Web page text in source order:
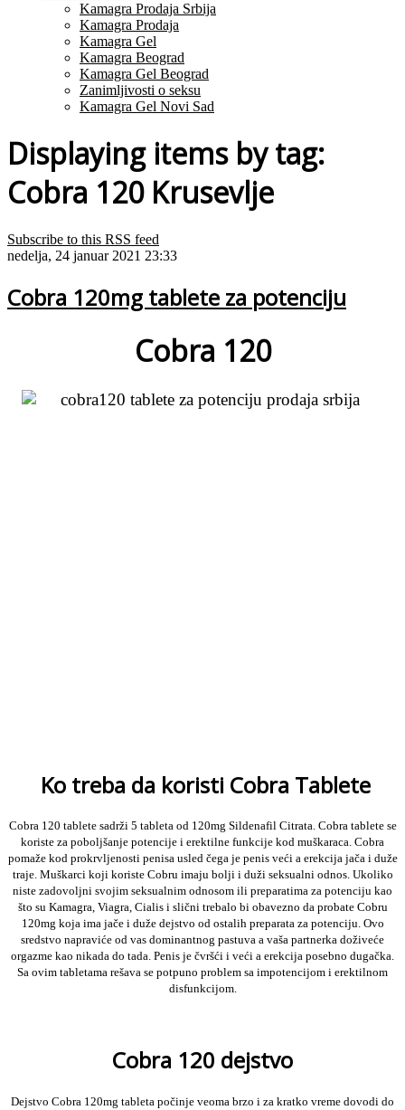
Kamagra Prodaja Srbija
Kamagra Prodaja
Kamagra Gel
Kamagra Beograd
Kamagra Gel Beograd
Zanimljivosti o seksu
Kamagra Gel Novi Sad
Displaying items by tag:
Cobra 120 Krusevlje
Subscribe to this RSS feed
nedelja, 24 januar 2021 23:33
Cobra 120mg tablete za potenciju
Cobra 120
Ko treba da koristi Cobra Tablete
Cobra 120 tablete sadrži 5 tableta od 120mg Sildenafil Citrata. Cobra tablete se
koriste za poboljšanje potencije i erektilne funkcije kod muškaraca. Cobra
pomaže kod prokrvljenosti penisa usled čega je penis veći a erekcija jača i duže
traje. Muškarci koji koriste Cobru imaju bolji i duži seksualni odnos. Ukoliko
niste zadovoljni svojim seksualnim odnosom ili preparatima za potenciju kao
što su Kamagra, Viagra, Cialis i slični trebalo bi obavezno da probate Cobru
120mg koja ima jače i duže dejstvo od ostalih preparata za potenciju. Ovo
sredstvo napraviće od vas dominantnog pastuva a vaša partnerka doživeće
orgazme kao nikada do tada. Penis je čvršći i veći a erekcija posebno dugačka.
Sa ovim tabletama rešava se potpuno problem sa impotencijom i erektilnom
disfunkcijom.
Cobra 120 dejstvo
Dejstvo Cobra 120mg tableta počinje veoma brzo i za kratko vreme dovodi do